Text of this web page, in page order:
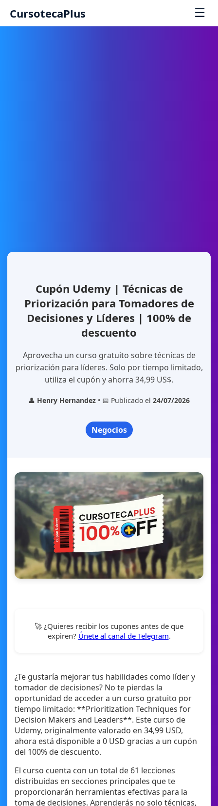
CursotecaPlus ☰
Cupón Udemy | Técnicas de
Priorización para Tomadores de
Decisiones y Líderes | 100% de
descuento
Aprovecha un curso gratuito sobre técnicas de
priorización para líderes. Solo por tiempo limitado,
utiliza el cupón y ahorra 34,99 US$.
👤 Henry Hernandez • 📅 Publicado el 24/07/2026
Negocios
🚀 ¿Quieres recibir los cupones antes de que
expiren? Únete al canal de Telegram.
¿Te gustaría mejorar tus habilidades como líder y
tomador de decisiones? No te pierdas la
oportunidad de acceder a un curso gratuito por
tiempo limitado: **Prioritization Techniques for
Decision Makers and Leaders**. Este curso de
Udemy, originalmente valorado en 34,99 USD,
ahora está disponible a 0 USD gracias a un cupón
del 100% de descuento.
El curso cuenta con un total de 61 lecciones
distribuidas en secciones principales que te
proporcionarán herramientas efectivas para la
toma de decisiones. Aprenderás no solo técnicas,